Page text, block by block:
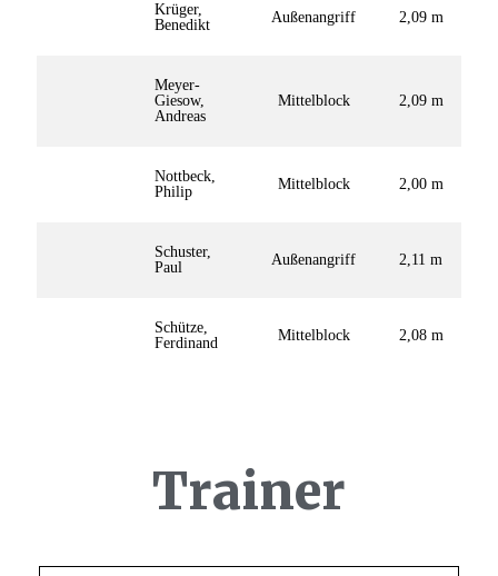
Krüger,
Benedikt
Außenangriff 2,09 m
Meyer-
Giesow,
Andreas
Mittelblock 2,09 m
Nottbeck,
Philip
Mittelblock 2,00 m
Schuster,
Paul
Außenangriff 2,11 m
Schütze,
Ferdinand
Mittelblock 2,08 m
Trainer